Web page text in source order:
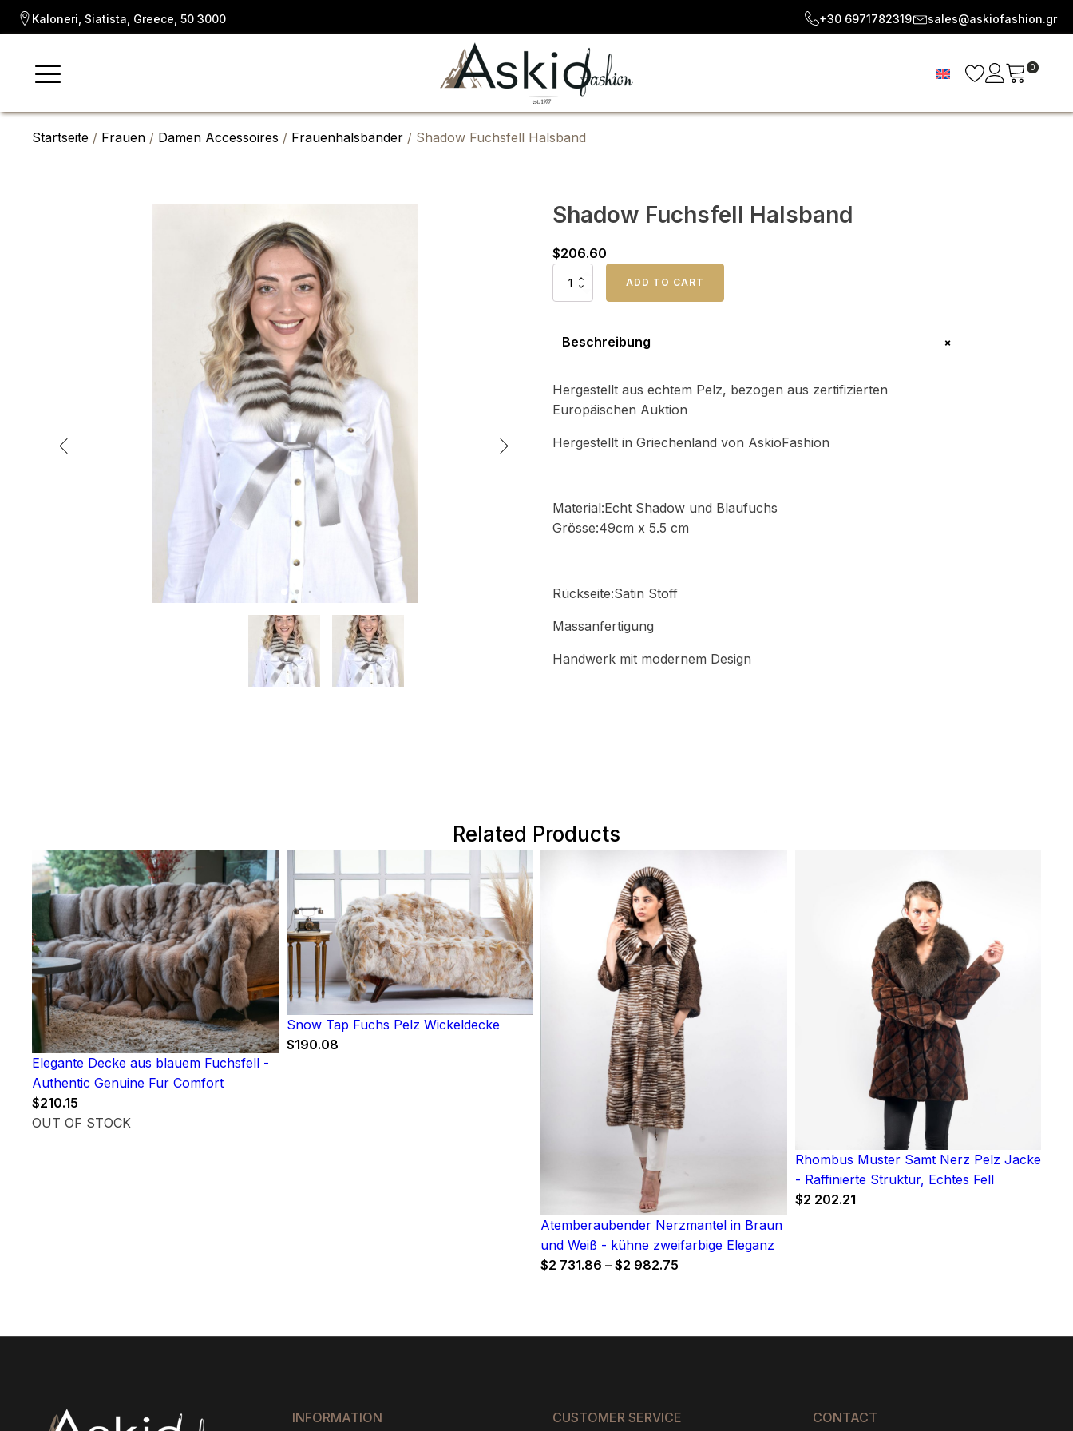
Kaloneri, Siatista, Greece, 50 3000 +30 6971782319 sales@askiofashion.gr
0
Startseite / Frauen / Damen Accessoires / Frauenhalsbänder / Shadow Fuchsfell Halsband
Shadow Fuchsfell Halsband
$206.60
Shadow
ADD TO CART
Beschreibung +
Hergestellt aus echtem Pelz, bezogen aus zertifizierten
Europäischen Auktion
Hergestellt in Griechenland von AskioFashion
Material:Echt Shadow und Blaufuchs
Grösse:49cm x 5.5 cm
Rückseite:Satin Stoff
Massanfertigung
Handwerk mit modernem Design
Related Products
Elegante Decke aus blauem Fuchsfell -
Authentic Genuine Fur Comfort
$210.15
OUT OF STOCK
Snow Tap Fuchs Pelz Wickeldecke
$190.08
Atemberaubender Nerzmantel in Braun
und Weiß - kühne zweifarbige Eleganz
$2 731.86 – $2 982.75
Rhombus Muster Samt Nerz Pelz Jacke
- Raffinierte Struktur, Echtes Fell
$2 202.21
INFORMATION CUSTOMER SERVICE CONTACT